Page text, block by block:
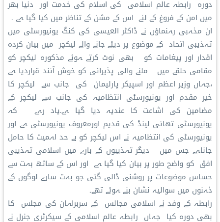
دورہ رابطہ عالم اسلامی کی اسلام کی خدمت اور دنیا بھر
میں امن کے فروغ کے لئے اس کے مشن کے تناظر میں کیا گیا ہے ۔
ان مذہبی رہنماؤں نے ڈاکٹر العیسی کی کنگ یونیورسٹی میں
تہذیبی اتحاد کے موضوع پر دیئے جانے والے لیکچر میں بیان کردہ
اقدار اور پیغامات کو بھی نوٹ کرتے ہوئے مذکورہ لیکچر کو
مقامی حلقے میں ملنے والی پذیرائی کو خوش آئند قراردیا ہے
،جہاں وزیر اعظم اور اسپیکر پارلیمان کی جانب سے لیکچر کا
خیر مقدم اور یونیورسٹی انتظامیہ کی جانب سے لیکچر کے
مضامین کی اشاعت کا عندیہ دیا گیا ہے۔یاد رہے کہ
یونیورسٹی تھائی لینڈ کی قدیم اورمعروف یونیورسٹی ہے اور
یونیورسٹی کی انتظامیہ نے اس لیکچر کو بے حد اہمیت کا حامل
جاناہے جس میں دیگر تہذیبوں کے بارے میں اسلامی تہذیبی
افق کو واضح طور پر بیان کیا گیا ہے اور اس کے ساتھ بہت سے
حساس موضوعات پر روشنی ڈالی گئی جو بہت سارے لوگوں کے
ذہنوں میں سوالیہ نشان بنے ہوئے تھے۔
رابطہ کے وفد نے اسلامی مجالس کے سربراہان کی مجلس کا
بھی دورہ کیا جہاں رابطہ عالم اسلامی کے سیکرٹری جنرل نے